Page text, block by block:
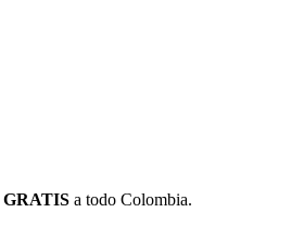
GRATIS a todo Colombia.